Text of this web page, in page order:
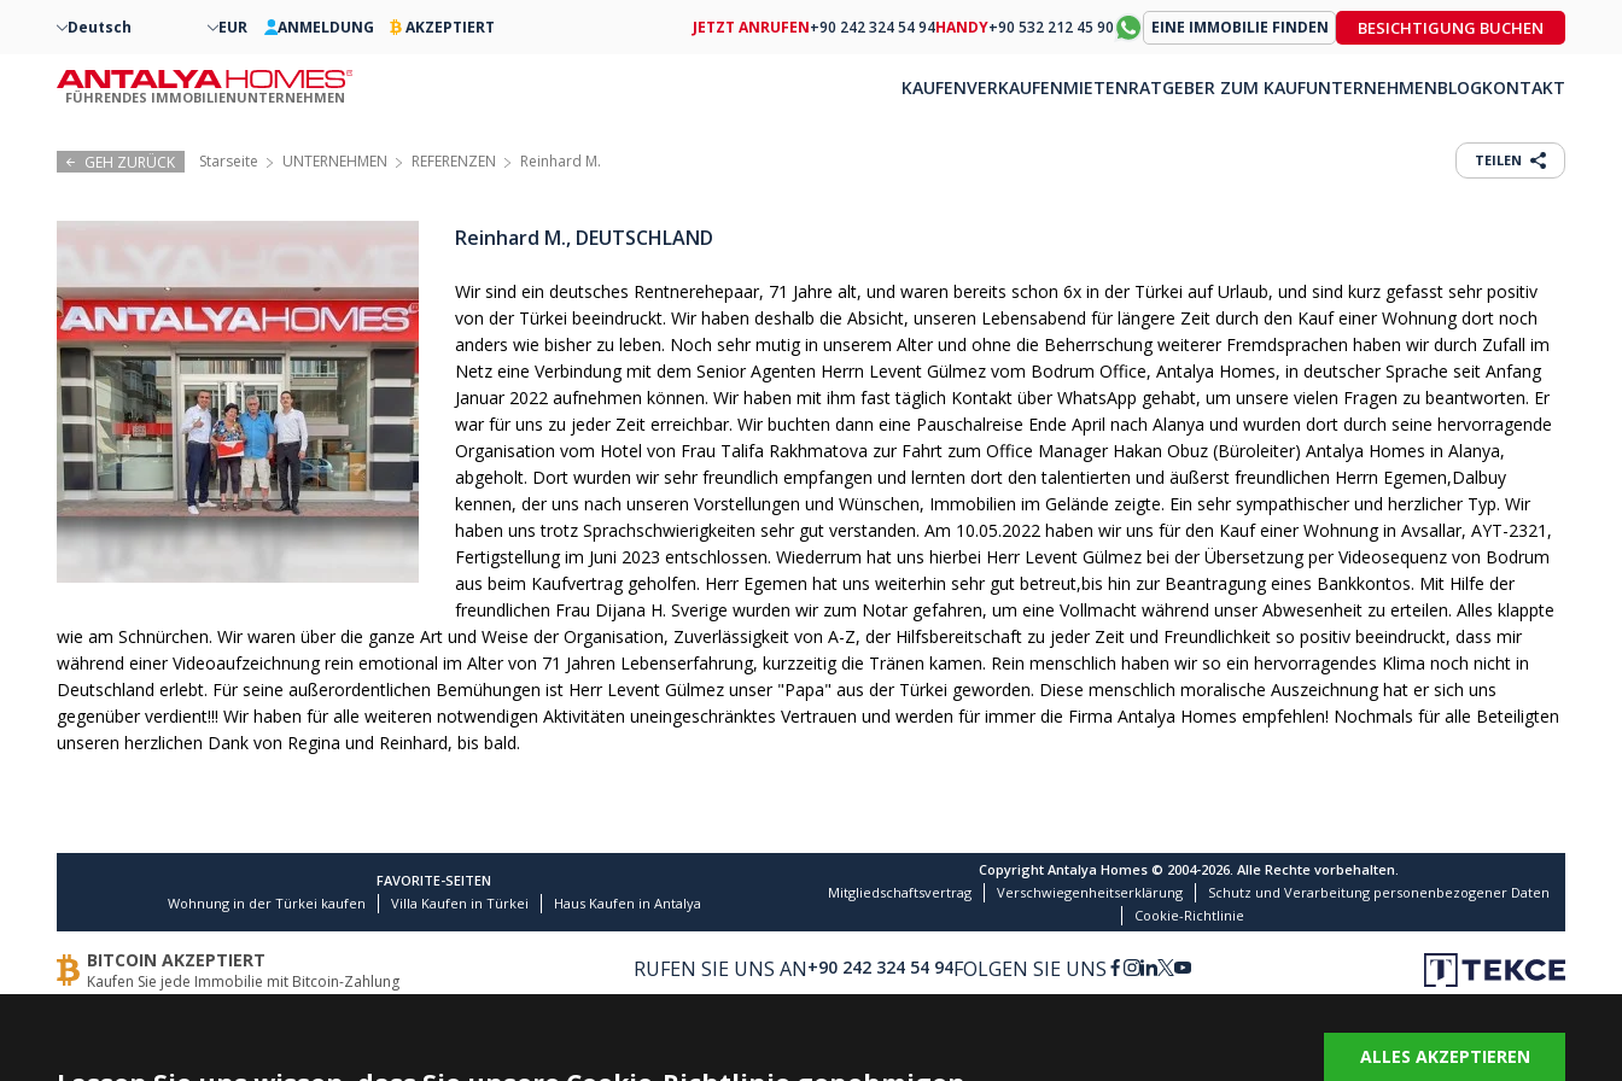
GEH ZURÜCK Starseite UNTERNEHMEN REFERENZEN Reinhard M. TEILEN
Reinhard M., DEUTSCHLAND
Wir sind ein deutsches Rentnerehepaar, 71 Jahre alt, und waren bereits schon 6x in der Türkei auf Urlaub, und sind kurz gefasst sehr positiv
von der Türkei beeindruckt. Wir haben deshalb die Absicht, unseren Lebensabend für längere Zeit durch den Kauf einer Wohnung dort noch
anders wie bisher zu leben. Noch sehr mutig in unserem Alter und ohne die Beherrschung weiterer Fremdsprachen haben wir durch Zufall im
Netz eine Verbindung mit dem Senior Agenten Herrn Levent Gülmez vom Bodrum Office, Antalya Homes, in deutscher Sprache seit Anfang
Januar 2022 aufnehmen können. Wir haben mit ihm fast täglich Kontakt über WhatsApp gehabt, um unsere vielen Fragen zu beantworten. Er
war für uns zu jeder Zeit erreichbar. Wir buchten dann eine Pauschalreise Ende April nach Alanya und wurden dort durch seine hervorragende
Organisation vom Hotel von Frau Talifa Rakhmatova zur Fahrt zum Office Manager Hakan Obuz (Büroleiter) Antalya Homes in Alanya,
abgeholt. Dort wurden wir sehr freundlich empfangen und lernten dort den talentierten und äußerst freundlichen Herrn Egemen,Dalbuy
kennen, der uns nach unseren Vorstellungen und Wünschen, Immobilien im Gelände zeigte. Ein sehr sympathischer und herzlicher Typ. Wir
haben uns trotz Sprachschwierigkeiten sehr gut verstanden. Am 10.05.2022 haben wir uns für den Kauf einer Wohnung in Avsallar, AYT-2321,
Fertigstellung im Juni 2023 entschlossen. Wiederrum hat uns hierbei Herr Levent Gülmez bei der Übersetzung per Videosequenz von Bodrum
aus beim Kaufvertrag geholfen. Herr Egemen hat uns weiterhin sehr gut betreut,bis hin zur Beantragung eines Bankkontos. Mit Hilfe der
freundlichen Frau Dijana H. Sverige wurden wir zum Notar gefahren, um eine Vollmacht während unser Abwesenheit zu erteilen. Alles klappte
wie am Schnürchen. Wir waren über die ganze Art und Weise der Organisation, Zuverlässigkeit von A-Z, der Hilfsbereitschaft zu jeder Zeit und Freundlichkeit so positiv beeindruckt, dass mir
während einer Videoaufzeichnung rein emotional im Alter von 71 Jahren Lebenserfahrung, kurzzeitig die Tränen kamen. Rein menschlich haben wir so ein hervorragendes Klima noch nicht in
Deutschland erlebt. Für seine außerordentlichen Bemühungen ist Herr Levent Gülmez unser "Papa" aus der Türkei geworden. Diese menschlich moralische Auszeichnung hat er sich uns
gegenüber verdient!!! Wir haben für alle weiteren notwendigen Aktivitäten uneingeschränktes Vertrauen und werden für immer die Firma Antalya Homes empfehlen! Nochmals für alle Beteiligten
unseren herzlichen Dank von Regina und Reinhard, bis bald.
Deutsch EUR ANMELDUNG AKZEPTIERT
FÜHRENDES IMMOBILIENUNTERNEHMEN
JETZT ANRUFEN+90 242 324 54 94HANDY+90 532 212 45 90 EINE IMMOBILIE FINDEN BESICHTIGUNG BUCHEN
KAUFENVERKAUFENMIETENRATGEBER ZUM KAUFUNTERNEHMENBLOGKONTAKT
FAVORITE-SEITEN
Wohnung in der Türkei kaufen
Villa Kaufen in Türkei Haus Kaufen in Antalya
Copyright Antalya Homes © 2004-2026. Alle Rechte vorbehalten.
Mitgliedschaftsvertrag
Verschwiegenheitserklärung
Schutz und Verarbeitung personenbezogener Daten
Cookie-Richtlinie
BITCOIN AKZEPTIERT
Kaufen Sie jede Immobilie mit Bitcoin-Zahlung RUFEN SIE UNS AN+90 242 324 54 94FOLGEN SIE UNS
ALLES AKZEPTIEREN
100
%
Empfehlungen auf
ProvenExpert.com
SEHR GUT
4,81
/
5,00
Bewertungen auf
Bewertungen von